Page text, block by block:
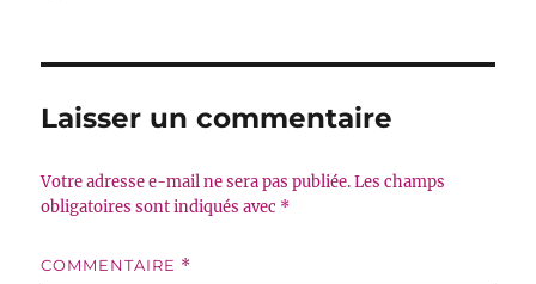
Laisser un commentaire
Votre adresse e-mail ne sera pas publiée. Les champs
obligatoires sont indiqués avec *
COMMENTAIRE *